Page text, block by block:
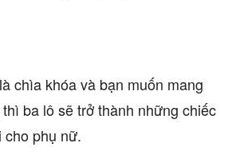
chìa khóa và bạn muốn mang
ba lô sẽ trở thành những chiếc
cho phụ nữ.